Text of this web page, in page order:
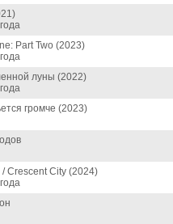
Part Two (2023)
луны (2022)
громче (2023)
Crescent City (2024)